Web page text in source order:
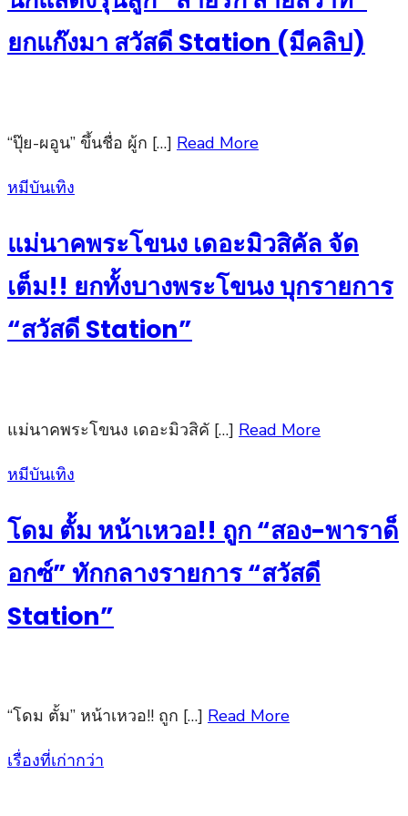
ยกแก๊งมา สวัสดี Station (มีคลิป)
“ปุ๊ย-ผอูน” ขึ้นชื่อ ผู้ก […] Read More
Posted
หมีบันเทิง
แม่นาคพระโขนง เดอะมิวสิคัล จัด
เต็ม!! ยกทั้งบางพระโขนง บุกรายการ
“สวัสดี Station”
แม่นาคพระโขนง เดอะมิวสิคั […] Read More
Posted
หมีบันเทิง
โดม ตั้ม หน้าเหวอ!! ถูก “สอง-พาราด็
อกซ์” ทักกลางรายการ “สวัสดี
Station”
“โดม ตั้ม” หน้าเหวอ!! ถูก […] Read More
แนะแนว
เรื่องที่เก่ากว่า